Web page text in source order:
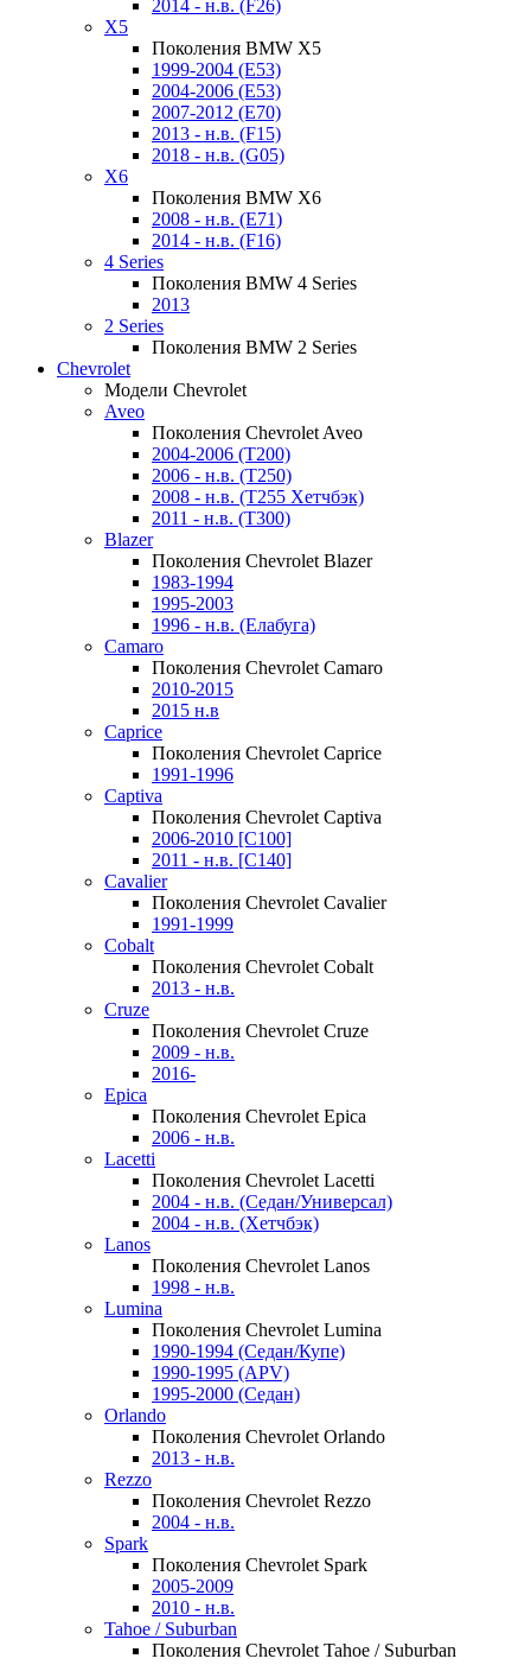
2014 - н.в. (F26)
X5
Поколения BMW X5
1999-2004 (E53)
2004-2006 (E53)
2007-2012 (E70)
2013 - н.в. (F15)
2018 - н.в. (G05)
X6
Поколения BMW X6
2008 - н.в. (E71)
2014 - н.в. (F16)
4 Series
Поколения BMW 4 Series
2013
2 Series
Поколения BMW 2 Series
Chevrolet
Модели Chevrolet
Aveo
Поколения Chevrolet Aveo
2004-2006 (T200)
2006 - н.в. (T250)
2008 - н.в. (T255 Хетчбэк)
2011 - н.в. (Т300)
Blazer
Поколения Chevrolet Blazer
1983-1994
1995-2003
1996 - н.в. (Елабуга)
Camaro
Поколения Chevrolet Camaro
2010-2015
2015 н.в
Caprice
Поколения Chevrolet Caprice
1991-1996
Captiva
Поколения Chevrolet Captiva
2006-2010 [C100]
2011 - н.в. [C140]
Cavalier
Поколения Chevrolet Cavalier
1991-1999
Cobalt
Поколения Chevrolet Cobalt
2013 - н.в.
Cruze
Поколения Chevrolet Cruze
2009 - н.в.
2016-
Epica
Поколения Chevrolet Epica
2006 - н.в.
Lacetti
Поколения Chevrolet Lacetti
2004 - н.в. (Седан/Универсал)
2004 - н.в. (Хетчбэк)
Lanos
Поколения Chevrolet Lanos
1998 - н.в.
Lumina
Поколения Chevrolet Lumina
1990-1994 (Седан/Купе)
1990-1995 (APV)
1995-2000 (Седан)
Orlando
Поколения Chevrolet Orlando
2013 - н.в.
Rezzo
Поколения Chevrolet Rezzo
2004 - н.в.
Spark
Поколения Chevrolet Spark
2005-2009
2010 - н.в.
Tahoe / Suburban
Поколения Chevrolet Tahoe / Suburban